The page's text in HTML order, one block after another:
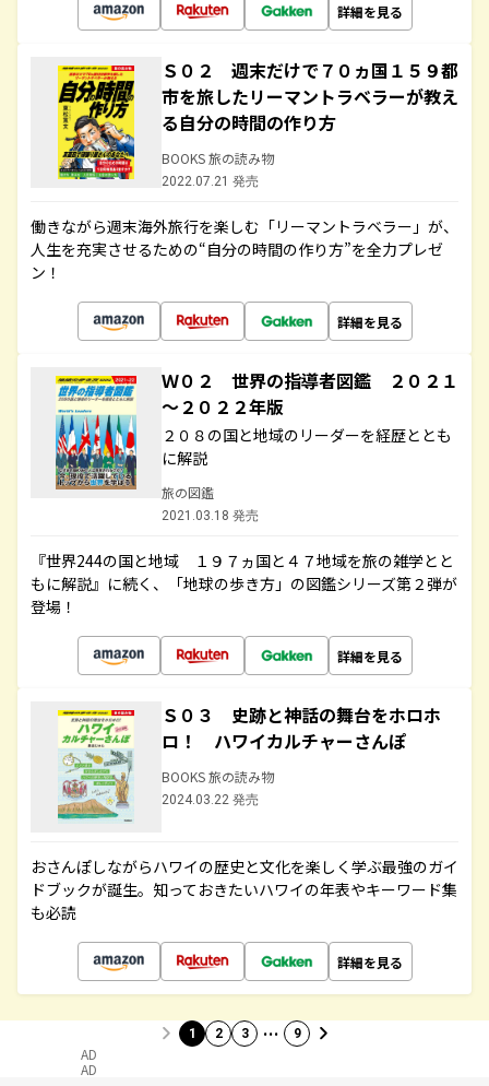
詳細を見る
Ｓ０２ 週末だけで７０ヵ国１５９都
市を旅したリーマントラベラーが教え
る自分の時間の作り方
BOOKS 旅の読み物
2022.07.21 発売
働きながら週末海外旅行を楽しむ「リーマントラベラー」が、
人生を充実させるための“自分の時間の作り方”を全力プレゼ
ン！
詳細を見る
Ｗ０２ 世界の指導者図鑑 ２０２１
～２０２２年版
２０８の国と地域のリーダーを経歴ととも
に解説
旅の図鑑
2021.03.18 発売
『世界244の国と地域 １９７ヵ国と４７地域を旅の雑学とと
もに解説』に続く、「地球の歩き方」の図鑑シリーズ第２弾が
登場！
詳細を見る
Ｓ０３ 史跡と神話の舞台をホロホ
ロ！ ハワイカルチャーさんぽ
BOOKS 旅の読み物
2024.03.22 発売
おさんぽしながらハワイの歴史と文化を楽しく学ぶ最強のガイ
ドブックが誕生。知っておきたいハワイの年表やキーワード集
も必読
詳細を見る
1 2 3 … 9
AD
AD